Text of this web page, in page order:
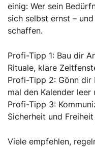
einig: Wer sein
sich selbst ernst –
schaffen.
Profi-Tipp 1: Bau dir
Rituale, klare
Profi-Tipp 2: Gönn dir
mal den Kalender leer
Profi-Tipp 3:
Sicherheit und
Viele empfehlen,